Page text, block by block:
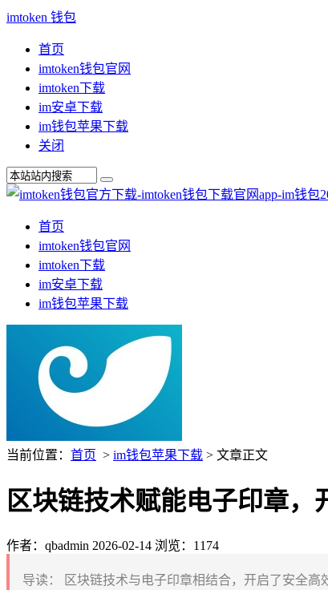
imtoken 钱包
首页
imtoken钱包官网
imtoken下载
im安卓下载
im钱包苹果下载
关闭
首页
imtoken钱包官网
imtoken下载
im安卓下载
im钱包苹果下载
当前位置： 首页 > im钱包苹果下载 > 文章正文
区块链技术赋能电子印章
作者：qbadmin 2026-02-14 浏览：1174
导读：
区块链技术与电子印章相结合，开启了安全